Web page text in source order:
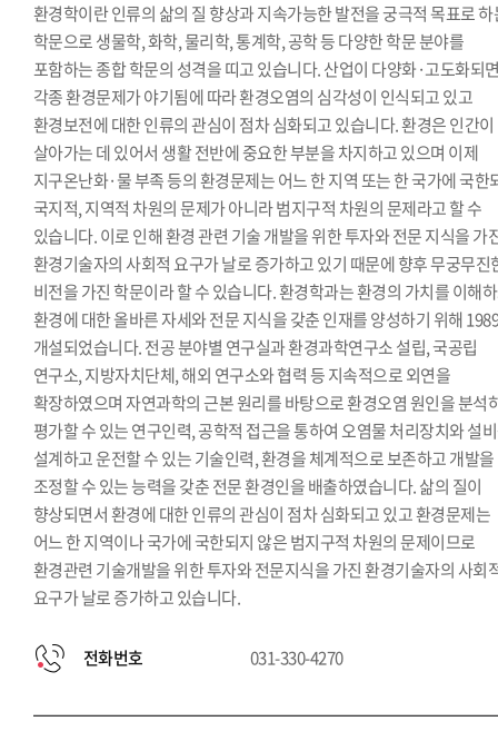
환경학이란 인류의 삶의 질 향상과 지속가능한 발전을 궁극적 목표로
학문으로 생물학, 화학, 물리학, 통계학, 공학 등 다양한 학문 분야를
포함하는 종합 학문의 성격을 띠고 있습니다. 산업이 다양화·고도화되
각종 환경문제가 야기됨에 따라 환경오염의 심각성이 인식되고 있고
환경보전에 대한 인류의 관심이 점차 심화되고 있습니다. 환경은 인간이
살아가는 데 있어서 생활 전반에 중요한 부분을 차지하고 있으며 이제
지구온난화·물 부족 등의 환경문제는 어느 한 지역 또는 한 국가에 국한
국지적, 지역적 차원의 문제가 아니라 범지구적 차원의 문제라고 할 수
있습니다. 이로 인해 환경 관련 기술 개발을 위한 투자와 전문 지식을 가
환경기술자의 사회적 요구가 날로 증가하고 있기 때문에 향후 무궁무진
비전을 가진 학문이라 할 수 있습니다. 환경학과는 환경의 가치를 이해
환경에 대한 올바른 자세와 전문 지식을 갖춘 인재를 양성하기 위해
개설되었습니다. 전공 분야별 연구실과 환경과학연구소 설립, 국공립
연구소, 지방자치단체, 해외 연구소와 협력 등 지속적으로 외연을
확장하였으며 자연과학의 근본 원리를 바탕으로 환경오염 원인을 분석
평가할 수 있는 연구인력, 공학적 접근을 통하여 오염물 처리장치와 설
설계하고 운전할 수 있는 기술인력, 환경을 체계적으로 보존하고 개발을
조정할 수 있는 능력을 갖춘 전문 환경인을 배출하였습니다. 삶의 질이
향상되면서 환경에 대한 인류의 관심이 점차 심화되고 있고 환경문제는
어느 한 지역이나 국가에 국한되지 않은 범지구적 차원의 문제이므로
환경관련 기술개발을 위한 투자와 전문지식을 가진 환경기술자의 사회
요구가 날로 증가하고 있습니다.
전화번호 031-330-4270